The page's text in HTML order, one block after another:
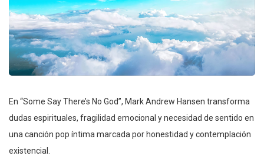
En “Some Say There’s No God”, Mark Andrew Hansen transforma
dudas espirituales, fragilidad emocional y necesidad de sentido en
una canción pop íntima marcada por honestidad y contemplación
existencial.